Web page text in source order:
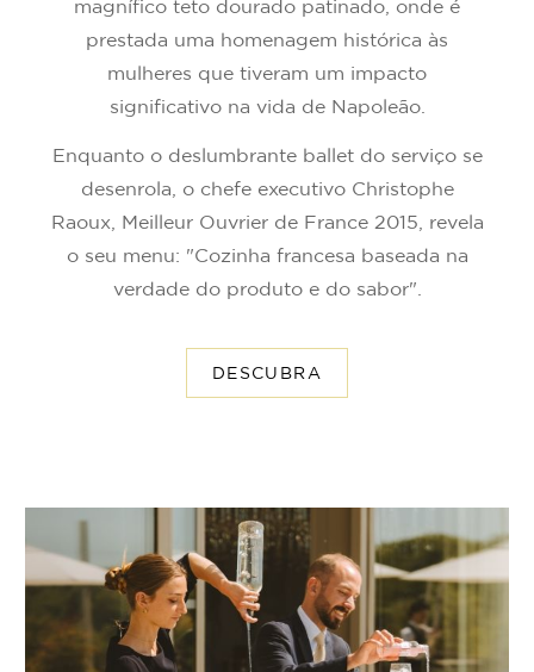
magnífico teto dourado patinado, onde é
prestada uma homenagem histórica às
mulheres que tiveram um impacto
significativo na vida de Napoleão.
Enquanto o deslumbrante ballet do serviço se
desenrola, o chefe executivo Christophe
Raoux, Meilleur Ouvrier de France 2015, revela
o seu menu: "Cozinha francesa baseada na
verdade do produto e do sabor".
DESCUBRA